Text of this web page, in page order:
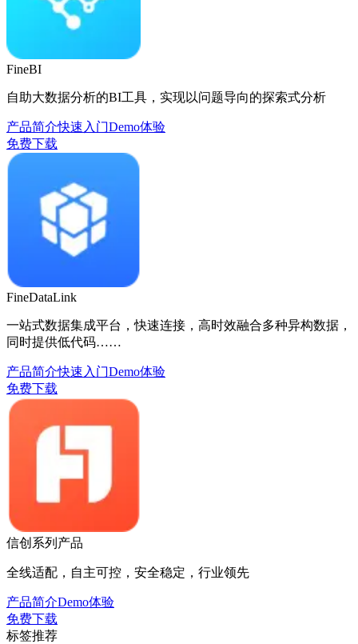
FineBI
自助大数据分析的BI工具，实现以问题导向的探索式分析
产品简介快速入门Demo体验
免费下载
FineDataLink
一站式数据集成平台，快速连接，高时效融合多种异构数据，
同时提供低代码……
产品简介快速入门Demo体验
免费下载
信创系列产品
全线适配，自主可控，安全稳定，行业领先
产品简介Demo体验
免费下载
标签推荐